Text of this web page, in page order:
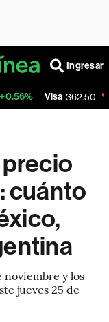
Ingresar
362.50 -2.15%
cuánto
noviembre y los
jueves 25 de